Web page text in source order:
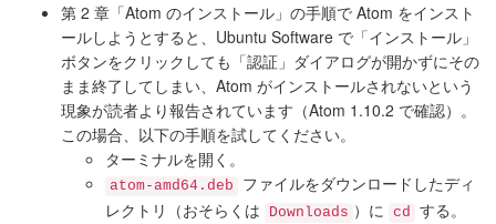
第 2 章「Atom のインストール」の手順で Atom をインスト
ールしようとすると、Ubuntu Software で「インストール」
ボタンをクリックしても「認証」ダイアログが開かずにその
まま終了してしまい、Atom がインストールされないという
現象が読者より報告されています（Atom 1.10.2 で確認）。
この場合、以下の手順を試してください。
ターミナルを開く。
atom-amd64.deb
ファイルをダウンロードしたディ
レクトリ（おそらくは
Downloads ）に cd する。